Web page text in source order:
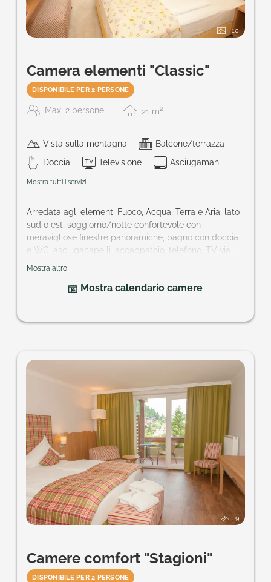
10
Camera elementi "Classic"
DISPONIBILE PER 2 PERSONE
Max: 2 persone 21 m2
Vista sulla montagna
Balcone/terrazza
Doccia
Televisione Asciugamani
Mostra tutti i servizi
Arredata agli elementi Fuoco, Acqua, Terra e Aria, lato
sud o est, soggiorno/notte confortevole con
meravigliose finestre panoramiche, bagno con doccia
e WC, asciugacapelli, accappatoio, telefono, TV via
cavo, in parte minibar, cassetta di sicurezza, balcone.
Mostra altro
Mostra calendario camere
9
Camere comfort "Stagioni"
DISPONIBILE PER 2 PERSONE